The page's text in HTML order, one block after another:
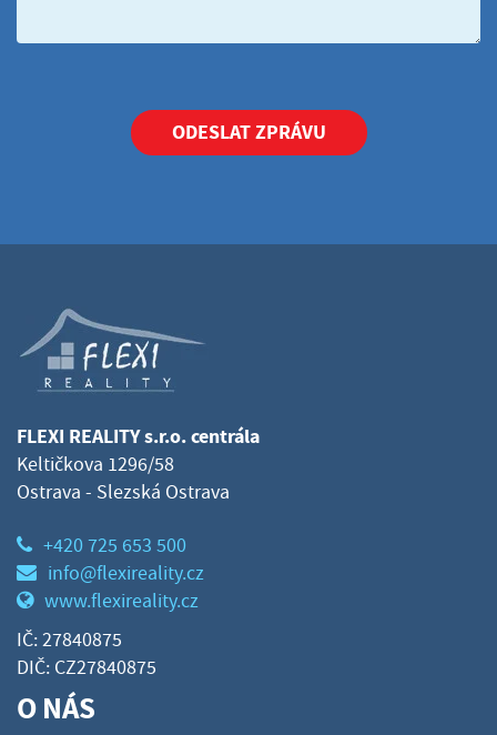
ODESLAT ZPRÁVU
FLEXI REALITY s.r.o. centrála
Keltičkova 1296/58
Ostrava - Slezská Ostrava
+420 725 653 500
info@flexireality.cz
www.flexireality.cz
IČ: 27840875
DIČ: CZ27840875
O NÁS